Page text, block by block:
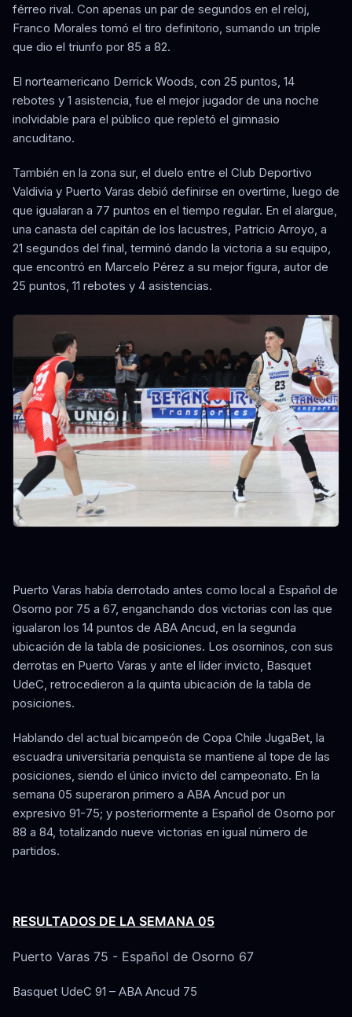
férreo rival. Con apenas un par de segundos en el reloj,
Franco Morales tomó el tiro definitorio, sumando un triple
que dio el triunfo por 85 a 82.
El norteamericano Derrick Woods, con 25 puntos, 14
rebotes y 1 asistencia, fue el mejor jugador de una noche
inolvidable para el público que repletó el gimnasio
ancuditano.
También en la zona sur, el duelo entre el Club Deportivo
Valdivia y Puerto Varas debió definirse en overtime, luego de
que igualaran a 77 puntos en el tiempo regular. En el alargue,
una canasta del capitán de los lacustres, Patricio Arroyo, a
21 segundos del final, terminó dando la victoria a su equipo,
que encontró en Marcelo Pérez a su mejor figura, autor de
25 puntos, 11 rebotes y 4 asistencias.
Puerto Varas había derrotado antes como local a Español de
Osorno por 75 a 67, enganchando dos victorias con las que
igualaron los 14 puntos de ABA Ancud, en la segunda
ubicación de la tabla de posiciones. Los osorninos, con sus
derrotas en Puerto Varas y ante el líder invicto, Basquet
UdeC, retrocedieron a la quinta ubicación de la tabla de
posiciones.
Hablando del actual bicampeón de Copa Chile JugaBet, la
escuadra universitaria penquista se mantiene al tope de las
posiciones, siendo el único invicto del campeonato. En la
semana 05 superaron primero a ABA Ancud por un
expresivo 91-75; y posteriormente a Español de Osorno por
88 a 84, totalizando nueve victorias en igual número de
partidos.
RESULTADOS DE LA SEMANA 05
Puerto Varas 75 - Español de Osorno 67
Basquet UdeC 91 – ABA Ancud 75